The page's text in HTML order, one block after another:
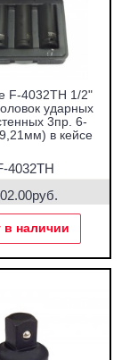
F-4032TH 1/2"
ударных
3пр. 6-
в кейсе
4032TH
в наличии